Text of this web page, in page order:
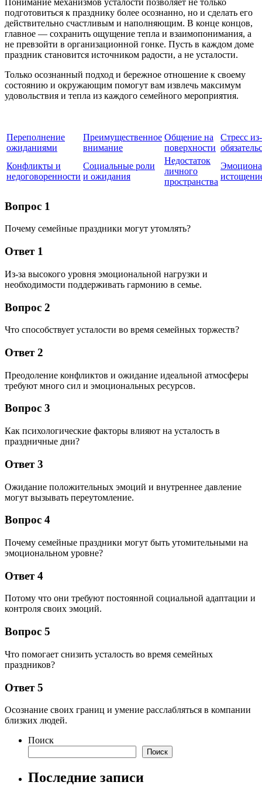
Понимание механизмов усталости позволяет не только
подготовиться к празднику более осознанно, но и сделать его
действительно счастливым и наполняющим. В конце концов,
главное — сохранить ощущение тепла и взаимопонимания, а
не превзойти в организационной гонке. Пусть в каждом доме
праздник становится источником радости, а не усталости.
Только осознанный подход и бережное отношение к своему
состоянию и окружающим помогут вам извлечь максимум
удовольствия и тепла из каждого семейного мероприятия.
Переполнение
ожиданиями
Преимущественное
внимание
Общение на
поверхности
Стресс
Конфликты и
недоговоренности
Социальные роли
и ожидания
Недостаток
личного
пространства
Вопрос 1
Почему семейные праздники могут утомлять?
Ответ 1
Из-за высокого уровня эмоциональной нагрузки и
необходимости поддерживать гармонию в семье.
Вопрос 2
Что способствует усталости во время семейных торжеств?
Ответ 2
Преодоление конфликтов и ожидание идеальной атмосферы
требуют много сил и эмоциональных ресурсов.
Вопрос 3
Как психологические факторы влияют на усталость в
праздничные дни?
Ответ 3
Ожидание положительных эмоций и внутреннее давление
могут вызывать переутомление.
Вопрос 4
Почему семейные праздники могут быть утомительными на
эмоциональном уровне?
Ответ 4
Потому что они требуют постоянной социальной адаптации и
контроля своих эмоций.
Вопрос 5
Что помогает снизить усталость во время семейных
праздников?
Ответ 5
Осознание своих границ и умение расслабляться в компании
близких людей.
Поиск
Поиск
Последние записи